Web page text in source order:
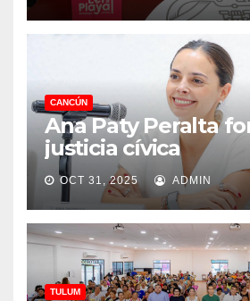
CANCÚN
Ana Paty Peralta
justicia cívica
OCT 31, 2025 ADMIN
TULUM